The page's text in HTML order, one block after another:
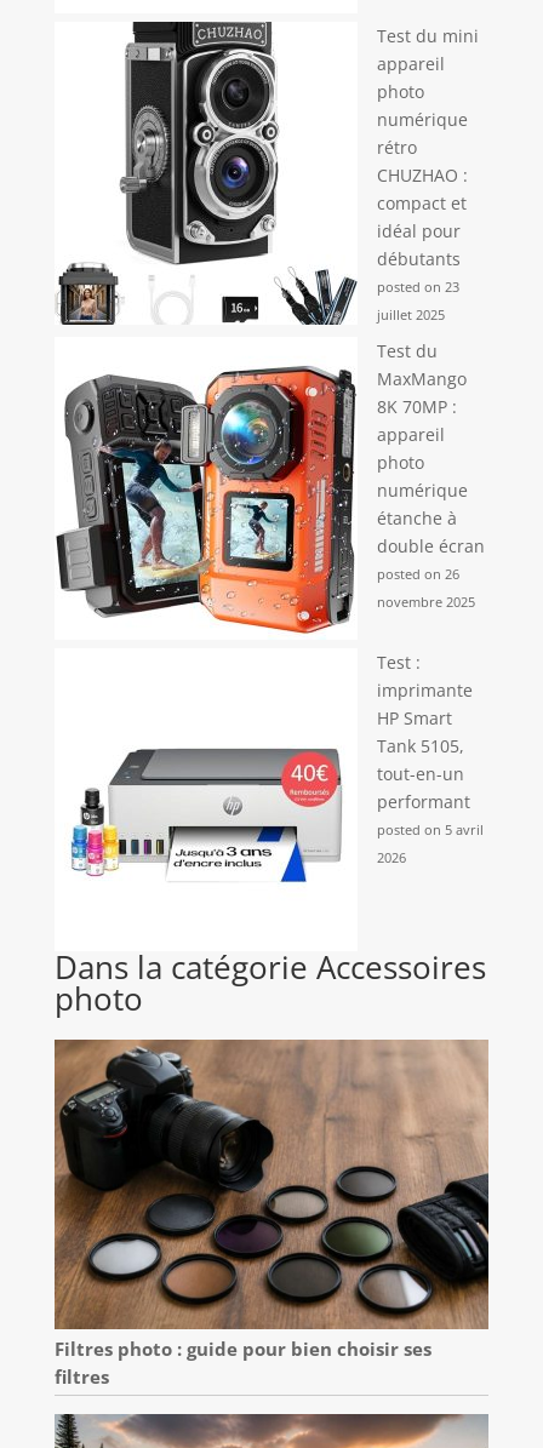
Test du mini
appareil
photo
numérique
rétro
CHUZHAO :
compact et
idéal pour
débutants
posted on 23
juillet 2025
Test du
MaxMango
8K 70MP :
appareil
photo
numérique
étanche à
double écran
posted on 26
novembre 2025
Test :
imprimante
HP Smart
Tank 5105,
tout-en-un
performant
posted on 5 avril
2026
Dans la catégorie Accessoires
photo
Filtres photo : guide pour bien choisir ses
filtres